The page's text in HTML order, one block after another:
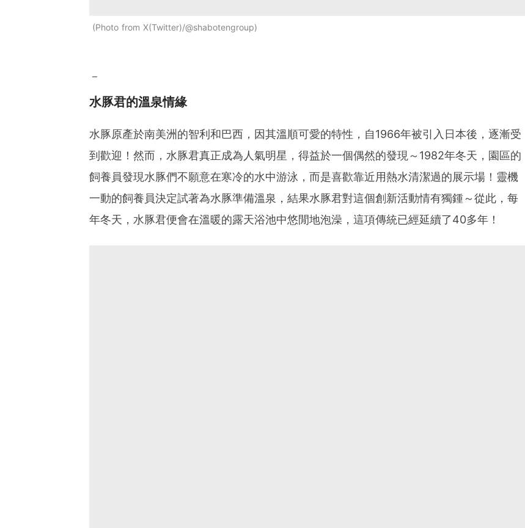
Photo from X(Twitter)/@shabotengroup
－
水豚君的溫泉情緣
水豚原產於南美洲的智利和巴西，因其溫順可愛的特性，自1966年被引入日本後，逐漸受
到歡迎！然而，水豚君真正成為人氣明星，得益於一個偶然的發現～1982年冬天，園區的
飼養員發現水豚們不願意在寒冷的水中游泳，而是喜歡靠近用熱水清潔過的展示場！靈機
一動的飼養員決定試著為水豚準備溫泉，結果水豚君對這個創新活動情有獨鍾～從此，每
年冬天，水豚君便會在溫暖的露天浴池中悠閒地泡澡，這項傳統已經延續了40多年！